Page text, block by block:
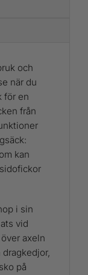
och
när du
för en
från
kan
i sin
vid
axeln
på